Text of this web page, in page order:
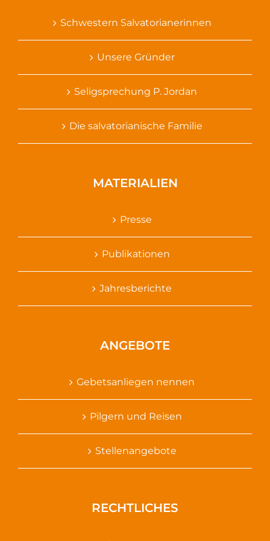
Schwestern Salvatorianerinnen
Unsere Gründer
Seligsprechung P. Jordan
Die salvatorianische Familie
MATERIALIEN
Presse
Publikationen
Jahresberichte
ANGEBOTE
Gebetsanliegen nennen
Pilgern und Reisen
Stellenangebote
RECHTLICHES